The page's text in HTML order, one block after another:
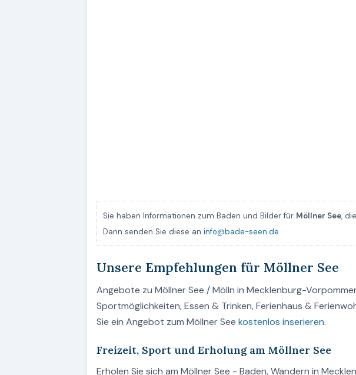
Sie haben Informationen zum Baden und Bilder für Möllner See,
Dann senden Sie diese an info@bade-seen.de
Unsere Empfehlungen für Möllner See
Angebote zu Möllner See / Mölln in Mecklenburg-
Sportmöglichkeiten, Essen & Trinken, Ferienhaus &
Sie ein Angebot zum Möllner See kostenlos inserieren.
Freizeit, Sport und Erholung am Möllner See
Erholen Sie sich am Möllner See - Baden, Wandern in